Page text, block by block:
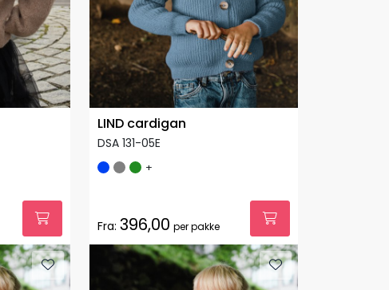
LIND cardigan
DSA 131-05E
+
Fra: 396,00 per pakke